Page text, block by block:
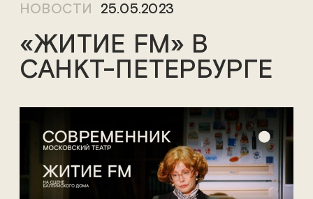
НОВОСТИ 25.05.2023
«ЖИТИЕ FM» В
САНКТ-ПЕТЕРБУРГЕ